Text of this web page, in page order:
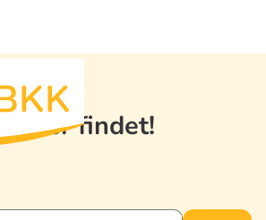
der findet!